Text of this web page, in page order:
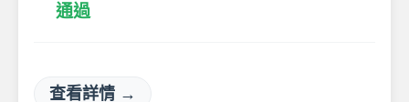
通過
查看詳情 →